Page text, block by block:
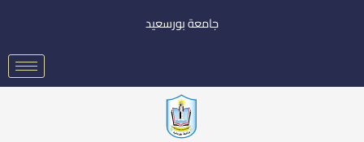
جامعة بورسعيد